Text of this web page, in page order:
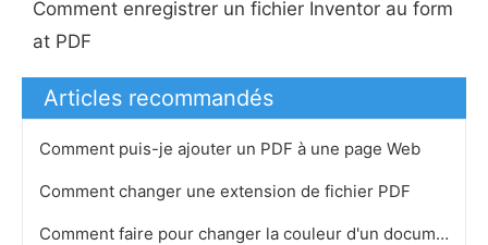
Comment enregistrer un fichier Inventor au form
at PDF
Articles recommandés
Comment puis-je ajouter un PDF à une page Web
Comment changer une extension de fichier PDF
Comment faire pour changer la couleur d'un document PDF